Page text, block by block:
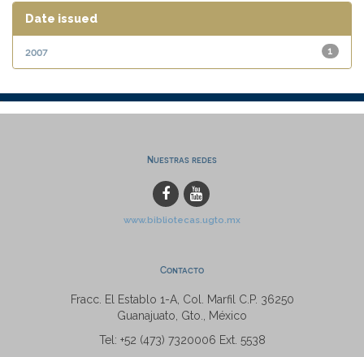
Date issued
1
2007
Nuestras redes
www.bibliotecas.ugto.mx
Contacto
Fracc. El Establo 1-A, Col. Marfil C.P. 36250
Guanajuato, Gto., México
Tel: +52 (473) 7320006 Ext. 5538